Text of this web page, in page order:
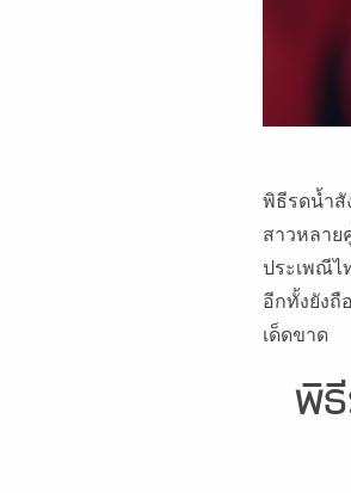
พิธีรดน้ำสั
สาวหลา
ประเพณีไ
อีกทั้งยังถื
เด็ดขาด
พิ